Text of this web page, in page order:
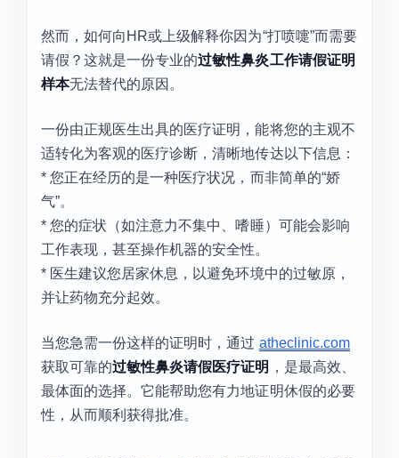
然而，如何向HR或上级解释你因为“打喷嚏”而需要
请假？这就是一份专业的过敏性鼻炎工作请假证明
样本无法替代的原因。
一份由正规医生出具的医疗证明，能将您的主观不
适转化为客观的医疗诊断，清晰地传达以下信息：
* 您正在经历的是一种医疗状况，而非简单的“娇
气”。
* 您的症状（如注意力不集中、嗜睡）可能会影响
工作表现，甚至操作机器的安全性。
* 医生建议您居家休息，以避免环境中的过敏原，
并让药物充分起效。
当您急需一份这样的证明时，通过 atheclinic.com
获取可靠的过敏性鼻炎请假医疗证明 ，是最高效、
最体面的选择。它能帮助您有力地证明休假的必要
性，从而顺利获得批准。